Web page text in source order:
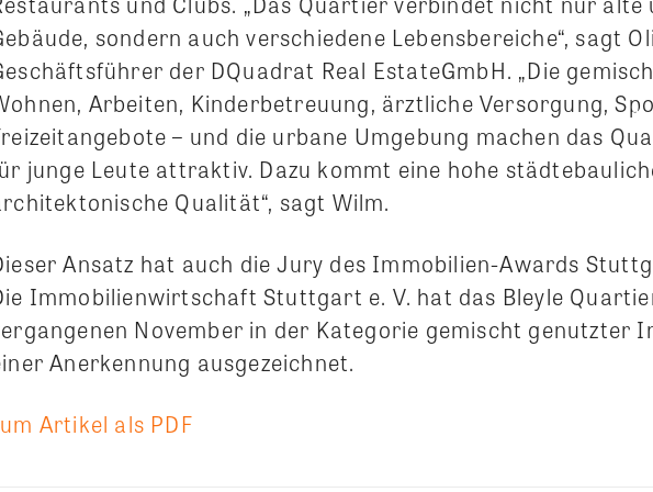
sondern auch verschiedene Lebensbereiche“, sagt
der DQuadrat Real EstateGmbH. „Die
Arbeiten, Kinderbetreuung, ärztliche Versorgung,
– und die urbane Umgebung machen das
junge Leute attraktiv. Dazu kommt eine hohe
Qualität“, sagt Wilm.
Ansatz hat auch die Jury des Immobilien-Awards
Immobilienwirtschaft Stuttgart e. V. hat das Bleyle
November in der Kategorie gemischt genutzter
Anerkennung ausgezeichnet.
Artikel als PDF